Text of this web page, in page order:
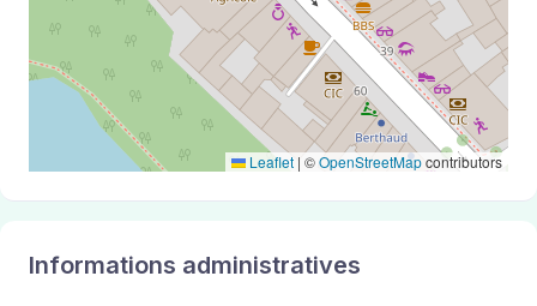
Leaflet | ©OpenStreetMapcontributors
Informations administratives